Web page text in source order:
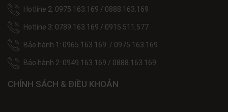
Hotline 2: 0975.163.169 / 0888.163.169
Hotline 3: 0789.163.169 / 0915.511.577
Bảo hành 1: 0965.163.169 / 0975.163.169
Bảo hành 2: 0949.163.169 / 0888.163.169
CHÍNH SÁCH & ĐIỀU KHOẢN